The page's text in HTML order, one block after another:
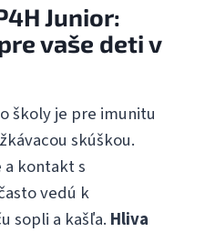
Junior:
vaše deti v
školy je pre imunitu
skúškou.
kontakt s
vedú k
sopli a kašľa. Hliva